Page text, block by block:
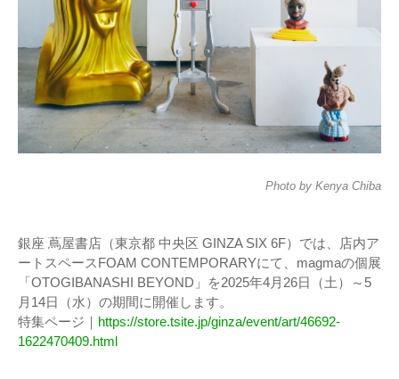
Photo by Kenya Chiba
銀座 蔦屋書店（東京都 中央区 GINZA SIX 6F）では、店内ア
ートスペースFOAM CONTEMPORARYにて、magmaの個展
「OTOGIBANASHI BEYOND」を2025年4月26日（土）～5
月14日（水）の期間に開催します。
特集ページ｜ https://store.tsite.jp/ginza/event/art/46692-
1622470409.html